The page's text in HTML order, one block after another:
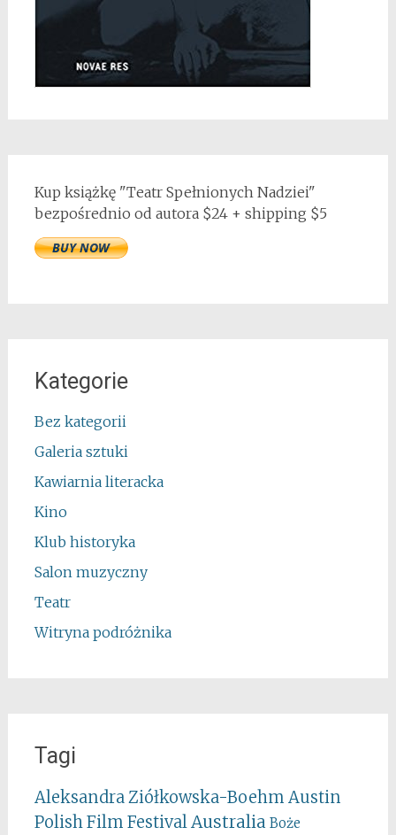
Kup książkę "Teatr Spełnionych Nadziei"
bezpośrednio od autora $24 + shipping $5
Kategorie
Bez kategorii
Galeria sztuki
Kawiarnia literacka
Kino
Klub historyka
Salon muzyczny
Teatr
Witryna podróżnika
Tagi
Aleksandra Ziółkowska-Boehm Austin
Polish Film FestivalAustralia Boże